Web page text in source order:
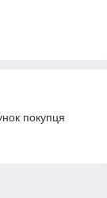
покупця